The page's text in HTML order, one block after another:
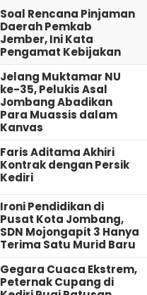
‎Soal Rencana Pinjaman
Daerah Pemkab
Jember, Ini Kata
Pengamat Kebijakan ‎
Jelang Muktamar NU
ke-35, Pelukis Asal
Jombang Abadikan
Para Muassis dalam
Kanvas
Faris Aditama Akhiri
Kontrak dengan Persik
Kediri
Ironi Pendidikan di
Pusat Kota Jombang,
SDN Mojongapit 3 Hanya
Terima Satu Murid Baru
‎Gegara Cuaca Ekstrem,
Peternak Cupang di